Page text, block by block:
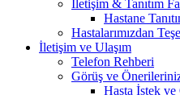
İletişim & Tanıtım
Hastane
Hastalarımızdan
İletişim ve Ulaşım
Telefon Rehberi
Görüş ve
Hasta İstek